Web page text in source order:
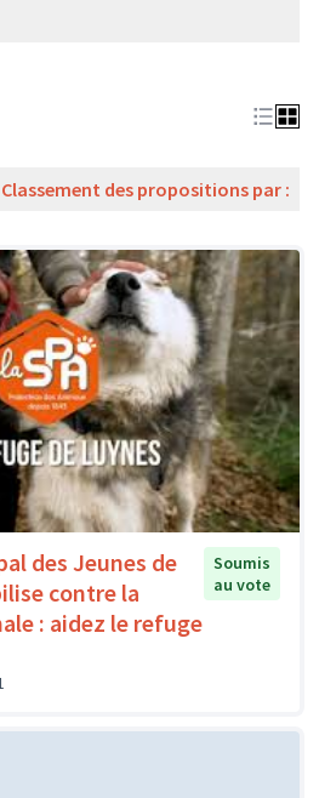
Classement des propositions par :
des Jeunes de
contre la
: aidez le refuge
Soumis
au vote